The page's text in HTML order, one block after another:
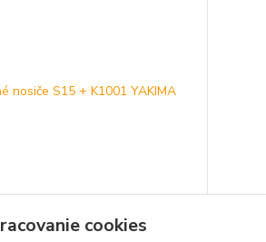
S15 + K1001 YAKIMA
cookies